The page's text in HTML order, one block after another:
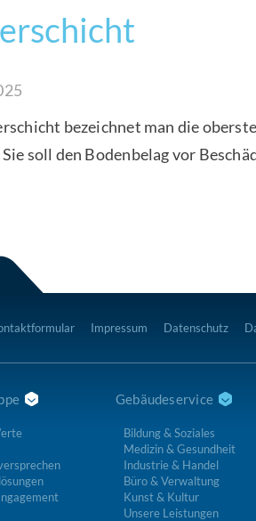
bezeichnet man die
soll den Bodenbelag vor
Impressum Datenschutz
Gebäudeservice
Bildung & Soziales
Medizin & Gesundheit
Industrie & Handel
Büro & Verwaltung
Kunst & Kultur
Unsere Leistungen